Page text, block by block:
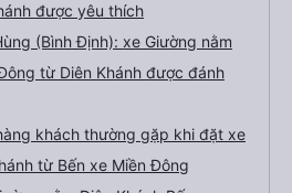
được yêu thích
(Bình Định): xe Giường nằm
từ Diên Khánh được đánh
khách thường gặp khi đặt xe
từ Bến xe Miền Đông